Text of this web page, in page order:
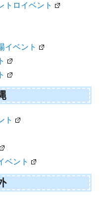
トロイベント
イベント
ト
ベント